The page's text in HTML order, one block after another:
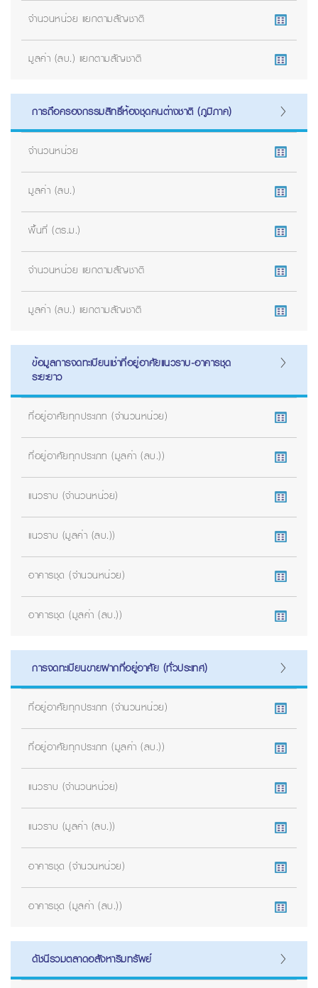
จำนวนหน่วย แยกตามสัญชาติ
มูลค่า (ลบ.) แยกตามสัญชาติ
การถือครองกรรมสิทธิ์ห้องชุดคนต่างชาติ (ภูมิภาค)
จำนวนหน่วย
มูลค่า (ลบ.)
พื้นที่ (ตร.ม.)
จำนวนหน่วย แยกตามสัญชาติ
มูลค่า (ลบ.) แยกตามสัญชาติ
ข้อมูลการจดทะเบียนเช่าที่อยู่อาศัยแนวราบ-อาคารชุด
ระยะยาว
ที่อยู่อาศัยทุกประเภท (จำนวนหน่วย)
ที่อยู่อาศัยทุกประเภท (มูลค่า (ลบ.))
แนวราบ (จำนวนหน่วย)
แนวราบ (มูลค่า (ลบ.))
อาคารชุด (จำนวนหน่วย)
อาคารชุด (มูลค่า (ลบ.))
การจดทะเบียนขายฝากที่อยู่อาศัย (ทั่วประเทศ)
ที่อยู่อาศัยทุกประเภท (จำนวนหน่วย)
ที่อยู่อาศัยทุกประเภท (มูลค่า (ลบ.))
แนวราบ (จำนวนหน่วย)
แนวราบ (มูลค่า (ลบ.))
อาคารชุด (จำนวนหน่วย)
อาคารชุด (มูลค่า (ลบ.))
ดัชนีรวมตลาดอสังหาริมทรัพย์